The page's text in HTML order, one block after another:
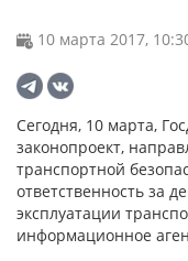
10 марта 2017,
Сегодня, 10 марта,
законопроект,
транспортной
ответственность за
эксплуатации
информационное